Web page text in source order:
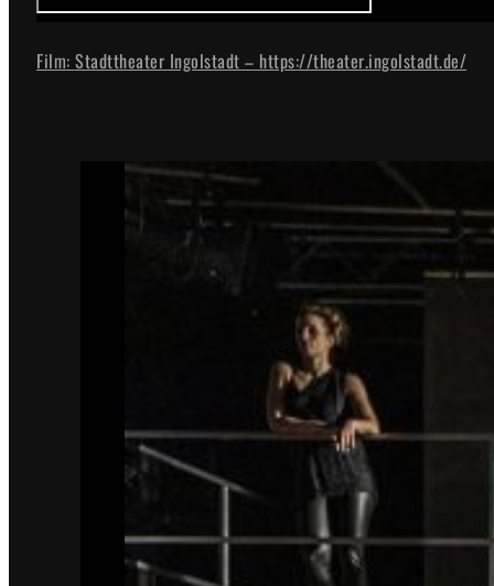
Film: Stadttheater Ingolstadt – https://theater.ingolstadt.de/